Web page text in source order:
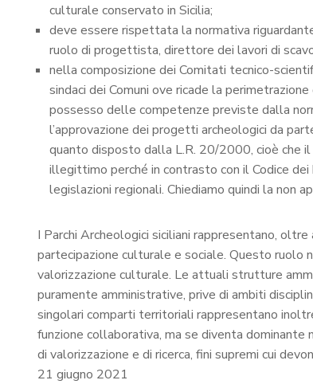
culturale conservato in Sicilia;
deve essere rispettata la normativa
ruolo di progettista, direttore dei lavori di
nella composizione dei Comitati tecnico-
sindaci dei Comuni ove ricade la
possesso delle competenze previste dalla
l’approvazione dei progetti archeologici da
quanto disposto dalla L.R. 20/2000, cioè che
illegittimo perché in contrasto con il Codice
legislazioni regionali. Chiediamo quindi la non
I Parchi Archeologici siciliani rappresentano,
partecipazione culturale e sociale. Questo ruolo
valorizzazione culturale. Le attuali strutture
puramente amministrative, prive di ambiti
singolari comparti territoriali rappresentano
funzione collaborativa, ma se diventa
di valorizzazione e di ricerca, fini supremi cui
21 giugno 2021